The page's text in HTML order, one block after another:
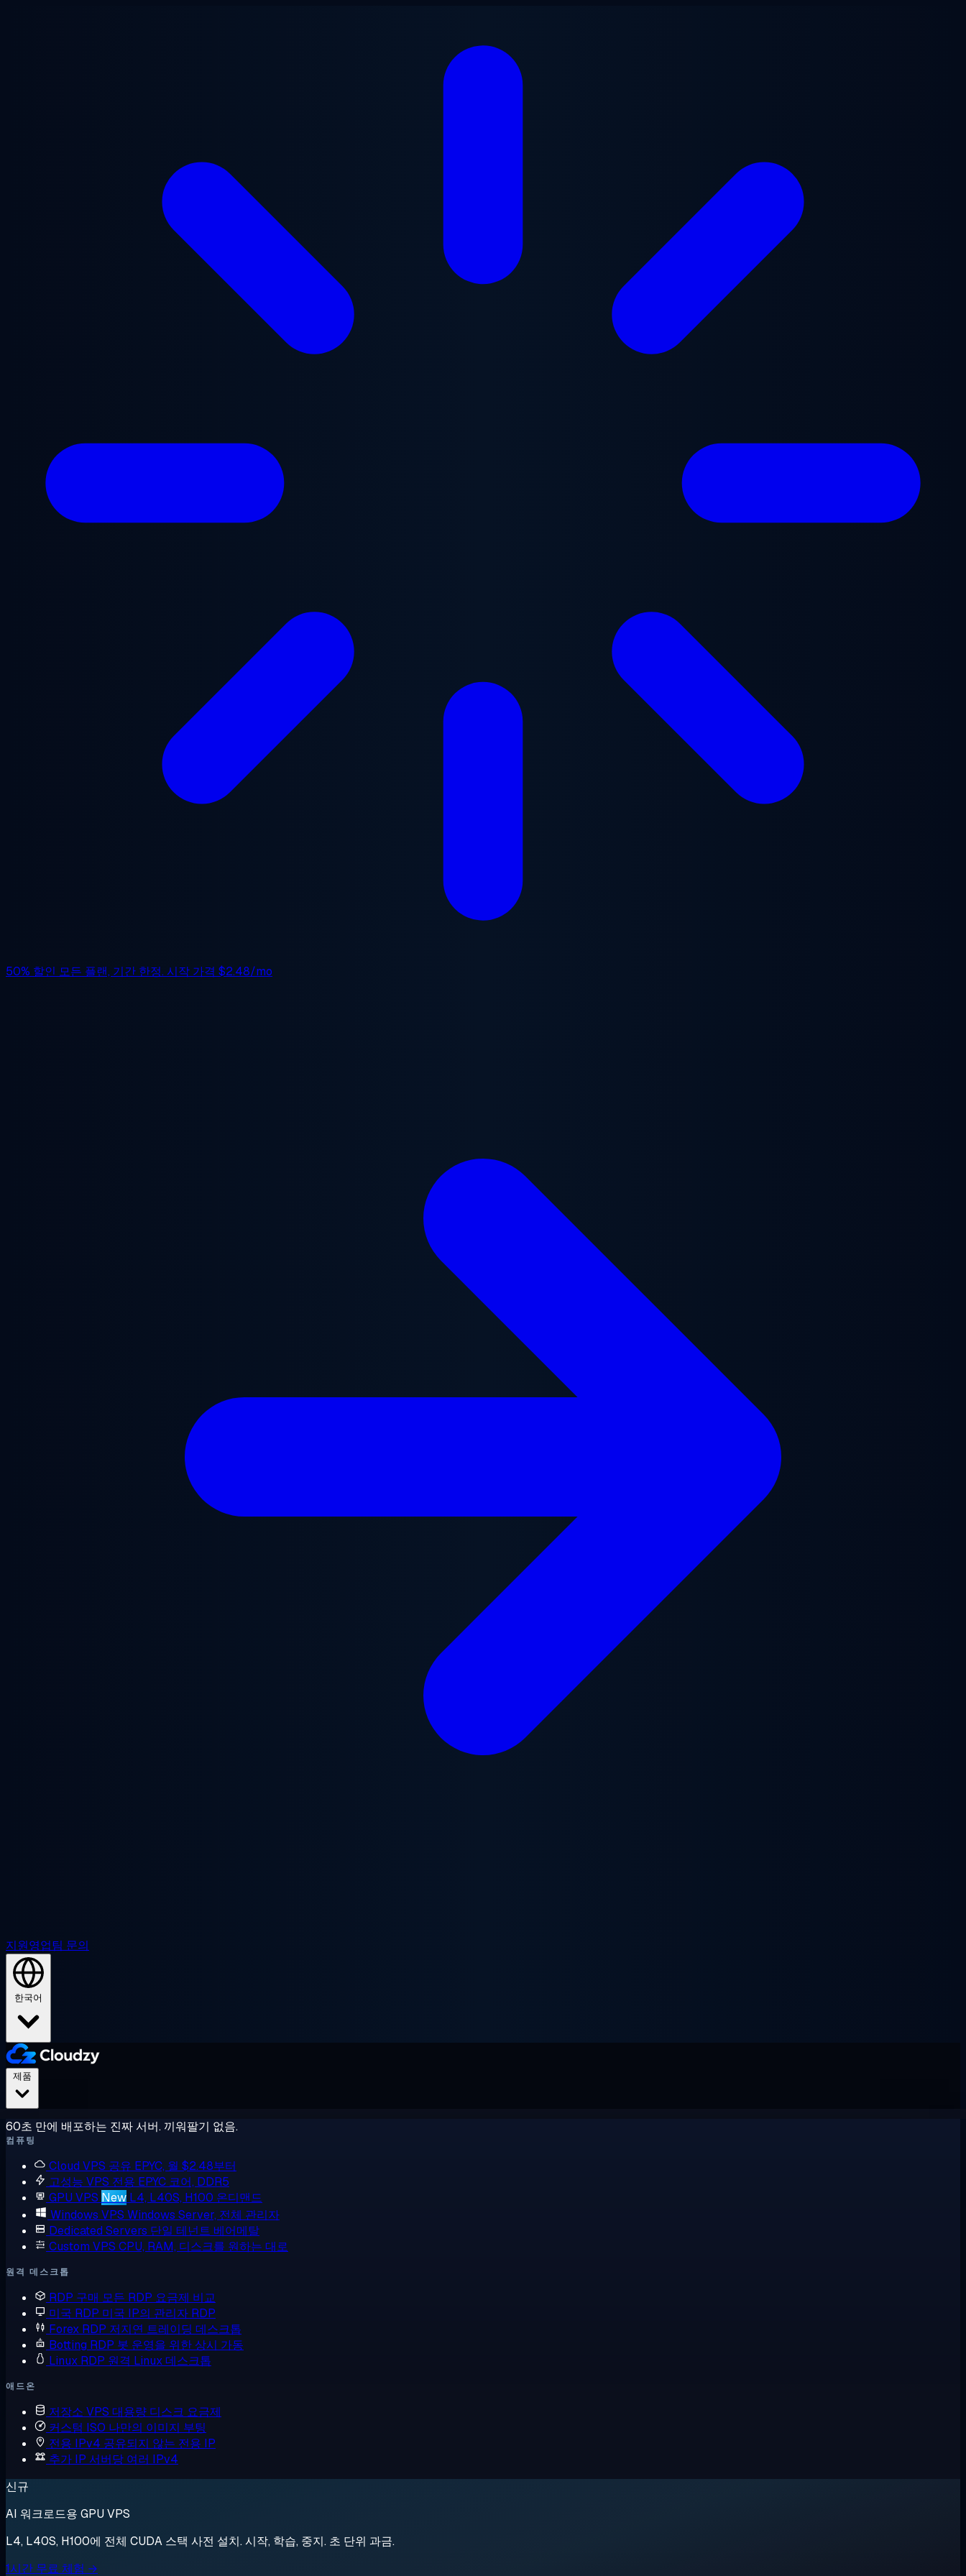
50% 할인 모든 플랜, 기간 한정. 시작 가격 $2.48/mo
지원영업팀 문의
한국어
60초 만에 배포하는 진짜 서버. 끼워팔기 없음.
컴퓨팅
Cloud VPS 공유 EPYC, 월 $2.48부터
고성능 VPS 전용 EPYC 코어, DDR5
GPU VPS New L4, L40S, H100 온디맨드
Windows VPS Windows Server, 전체 관리자
Dedicated Servers 단일 테넌트 베어메탈
Custom VPS CPU, RAM, 디스크를 원하는 대로
원격 데스크톱
RDP 구매 모든 RDP 요금제 비교
미국 RDP 미국 IP의 관리자 RDP
Forex RDP 저지연 트레이딩 데스크톱
Botting RDP 봇 운영을 위한 상시 가동
Linux RDP 원격 Linux 데스크톱
애드온
저장소 VPS 대용량 디스크 요금제
커스텀 ISO 나만의 이미지 부팅
전용 IPv4 공유되지 않는 전용 IP
추가 IP 서버당 여러 IPv4
신규
AI 워크로드용 GPU VPS
L4, L40S, H100에 전체 CUDA 스택 사전 설치. 시작, 학습, 중지. 초 단위 과금.
1시간 무료 체험 →